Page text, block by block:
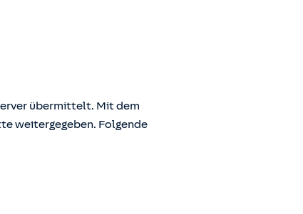
übermittelt. Mit dem
weitergegeben. Folgende